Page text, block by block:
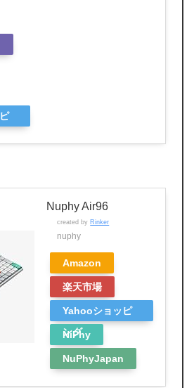
Nuphy Air96
created by Rinker
nuphy
Amazon
楽天市場
Yahooショッピ
ング
NiPhy
NuPhyJapan